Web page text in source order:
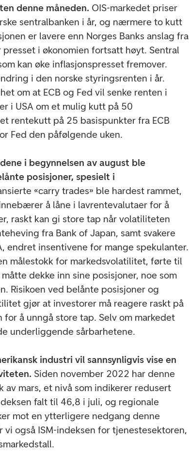
denne måneden. OIS-markedet priser
sentralbanken i år, og nærmere to kutt
er lavere enn Norges Banks anslag fra
i økonomien fortsatt høyt. Sentral
kan øke inflasjonspresset fremover.
i den norske styringsrenten i år.
om at ECB og Fed vil senke renten i
i USA om et mulig kutt på 50
rentekutt på 25 basispunkter fra ECB
Fed den påfølgende uken.
i begynnelsen av august ble
posisjoner, spesielt i
«carry trades» ble hardest rammet,
å låne i lavrentevalutaer for å
raskt kan gi store tap når volatiliteten
fra Bank of Japan, samt svakere
endret insentivene for mange spekulanter.
målestokk for markedsvolatilitet, førte til
dekke inn sine posisjoner, noe som
Risikoen ved belånte posisjoner og
gjør at investorer må reagere raskt på
å unngå store tap. Selv om markedet
underliggende sårbarhetene.
industri vil sannsynligvis vise en
Siden november 2022 har denne
mars, et nivå som indikerer redusert
falt til 46,8 i juli, og regionale
mot en ytterligere nedgang denne
vi også ISM-indeksen for tjenestesektoren,